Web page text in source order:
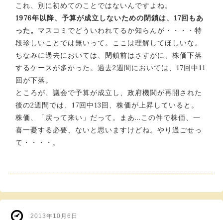
これ、別に初めてのことではないんですよね。
1976年以降、予算が成立しないための閉鎖は、17回もあ
った。 マスコミでどういわれてるか知らんが・・・・特
段珍しいことでは無いって。ここは理解してほしいな。
ちなみに過去においては、閉鎖前はさすがに、株価下落
するケースが多かった。過去2週間においては、17回中11
回が下落。
ところが、議会で予算が成立し、政府機関が再開された
後の2週間では、17回中13回、株価が上昇していると。
株価、「戻って来い」だって。まあ…この件で株価、一
喜一憂する必要、ないと思いますけどね。やり過ごせっ
て・・・・。
2013年10月6日